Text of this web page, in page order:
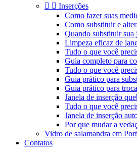
  Inserções
Como fazer suas
Como substituir e
Quando substituir sua
Limpeza eficaz de
Tudo o que você
Guia completo para
Tudo o que você
Guia prático para
Guia prático para
Janela de inserção
Tudo o que você
Janela de inserção
Por que mudar a
Vidro de salamandra em
Contatos